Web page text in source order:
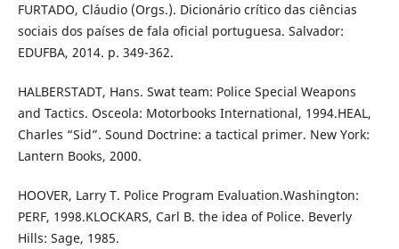
FURTADO, Cláudio (Orgs.). Dicionário crítico das ciências
sociais dos países de fala oficial portuguesa. Salvador:
EDUFBA, 2014. p. 349-362.
HALBERSTADT, Hans. Swat team: Police Special Weapons
and Tactics. Osceola: Motorbooks International, 1994.HEAL,
Charles “Sid”. Sound Doctrine: a tactical primer. New York:
Lantern Books, 2000.
HOOVER, Larry T. Police Program Evaluation.Washington:
PERF, 1998.KLOCKARS, Carl B. the idea of Police. Beverly
Hills: Sage, 1985.